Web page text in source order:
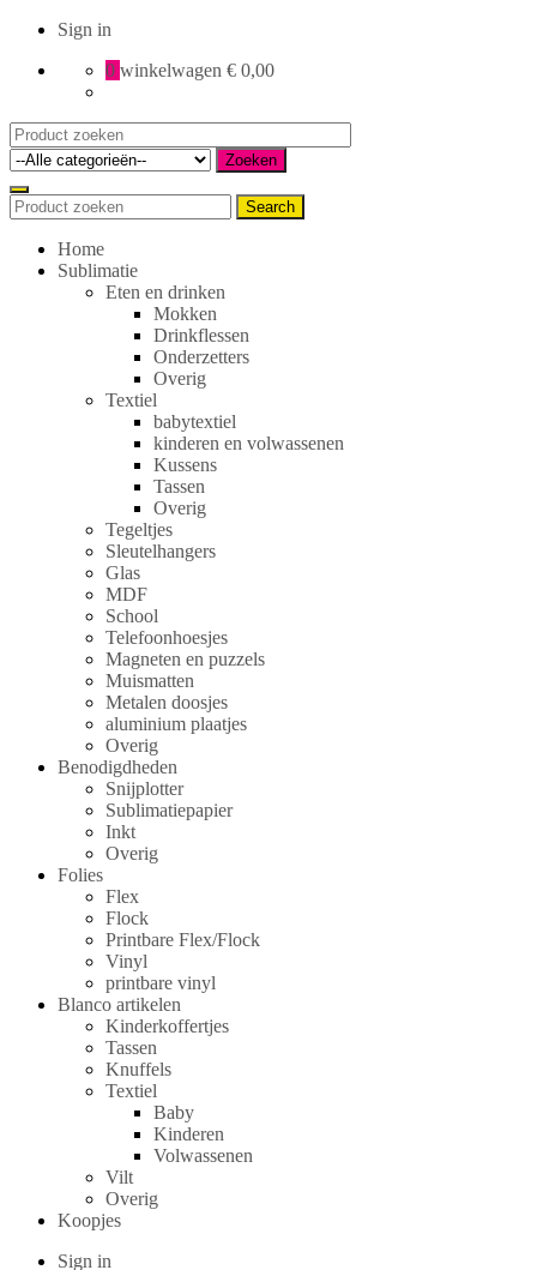
Sign in
0 winkelwagen € 0,00
Search
for:
Zoeken
Search
for:
Search
Home
Sublimatie
Eten en drinken
Mokken
Drinkflessen
Onderzetters
Overig
Textiel
babytextiel
kinderen en volwassenen
Kussens
Tassen
Overig
Tegeltjes
Sleutelhangers
Glas
MDF
School
Telefoonhoesjes
Magneten en puzzels
Muismatten
Metalen doosjes
aluminium plaatjes
Overig
Benodigdheden
Snijplotter
Sublimatiepapier
Inkt
Overig
Folies
Flex
Flock
Printbare Flex/Flock
Vinyl
printbare vinyl
Blanco artikelen
Kinderkoffertjes
Tassen
Knuffels
Textiel
Baby
Kinderen
Volwassenen
Vilt
Overig
Koopjes
Sign in